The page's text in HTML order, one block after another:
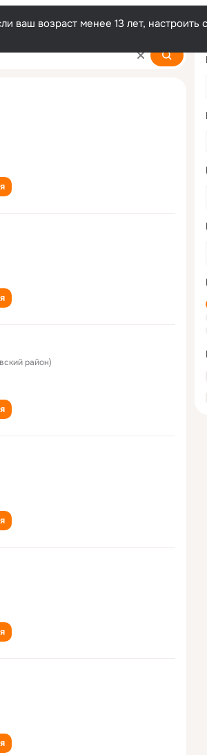
ваш возраст менее 13 лет,
район)